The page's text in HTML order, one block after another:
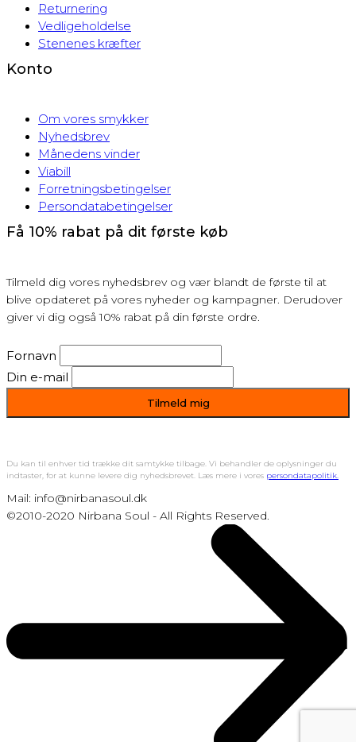
Returnering
Vedligeholdelse
Stenenes kræfter
Konto
Om vores smykker
Nyhedsbrev
Månedens vinder
Viabill
Forretningsbetingelser
Persondatabetingelser
Få 10% rabat på dit første køb
Tilmeld dig vores nyhedsbrev og vær blandt de første til at
blive opdateret på vores nyheder og kampagner. Derudover
giver vi dig også 10% rabat på din første ordre.
Fornavn
Din e-mail
Du kan til enhver tid trække dit samtykke tilbage. Vi behandler de oplysninger du
indtaster, for at kunne levere dig nyhedsbrevet. Læs mere i vores persondatapolitik.
Mail: info@nirbanasoul.dk
©2010-2020 Nirbana Soul - All Rights Reserved.